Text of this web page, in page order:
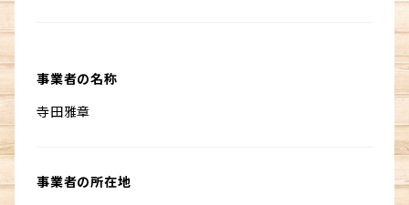
事業者の名称
寺田雅章
事業者の所在地